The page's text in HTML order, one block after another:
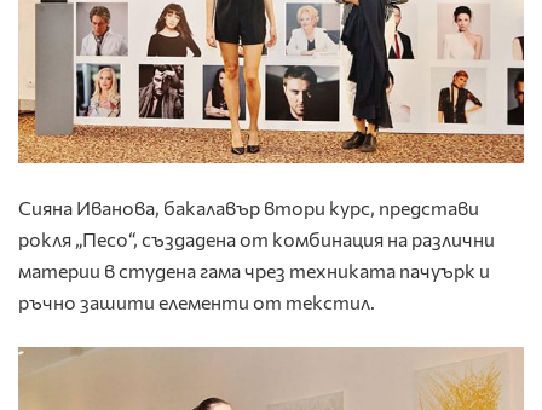
Сияна Иванова, бакалавър втори курс, представи
рокля „Песо“, създадена от комбинация на различни
материи в студена гама чрез техниката пачуърк и
ръчно зашити елементи от текстил.